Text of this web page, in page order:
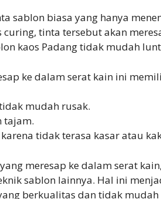
sablon biasa yang hanya
tinta tersebut akan
kaos Padang tidak mudah
ke dalam serat kain ini
mudah rusak.
tajam.
tidak terasa kasar atau
meresap ke dalam serat
sablon lainnya. Hal ini
berkualitas dan tidak mudah